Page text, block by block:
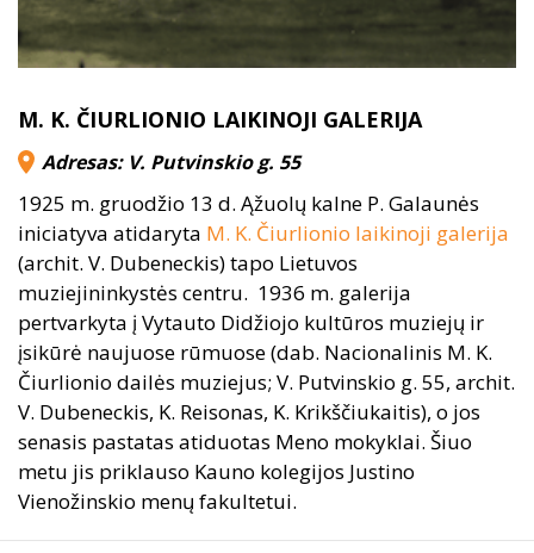
M. K. ČIURLIONIO LAIKINOJI GALERIJA
Adresas: V. Putvinskio g. 55
1925 m. gruodžio 13 d. Ąžuolų kalne P. Galaunės
iniciatyva atidaryta M. K. Čiurlionio laikinoji galerija
(archit. V. Dubeneckis) tapo Lietuvos
muziejininkystės centru. 1936 m. galerija
pertvarkyta į Vytauto Didžiojo kultūros muziejų ir
įsikūrė naujuose rūmuose (dab. Nacionalinis M. K.
Čiurlionio dailės muziejus; V. Putvinskio g. 55, archit.
V. Dubeneckis, K. Reisonas, K. Krikščiukaitis), o jos
senasis pastatas atiduotas Meno mokyklai. Šiuo
metu jis priklauso Kauno kolegijos Justino
Vienožinskio menų fakultetui.